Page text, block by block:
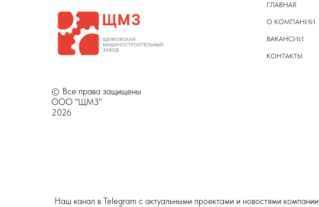
© Все права защищены
ООО "ЩМЗ"
2026
ГЛАВНАЯ
О КОМПАНИИ
ВАКАНСИИ
КОНТАКТЫ
Наш канал в Telegram с актуальными проектами и новостями компании